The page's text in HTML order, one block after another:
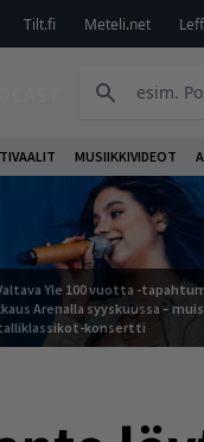
Tilt.fi Meteli.net
MUSIIKKIVIDEOT
Yle 100 vuotta -
Arenalla syyskuussa –
konsertti